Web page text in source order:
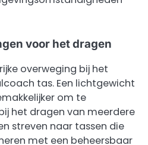
voor het dragen
overweging bij het
tas. Een lichtgewicht
om te
het dragen van meerdere
streven naar tassen die
met een beheersbaar